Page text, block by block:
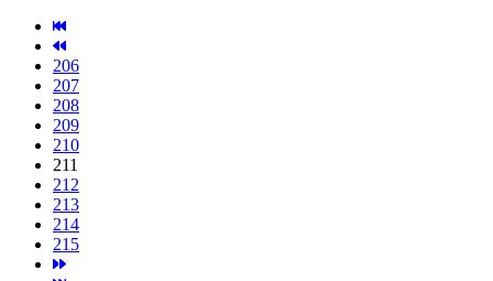
206
207
208
209
210
211
212
213
214
215